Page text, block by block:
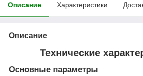
Описание Характеристики
Описание
Технические
Основные параметры